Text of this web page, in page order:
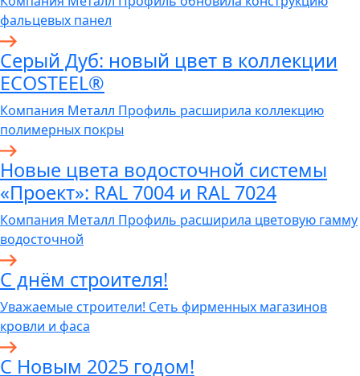
фальцевых панел
Серый Дуб: новый цвет в коллекции
ECOSTEEL®
Компания Металл Профиль расширила коллекцию
полимерных покры
Новые цвета водосточной системы
«Проект»: RAL 7004 и RAL 7024
Компания Металл Профиль расширила цветовую гамму
водосточной
C днём строителя!
Уважаемые строители! Сеть фирменных магазинов
кровли и фаса
С Новым 2025 годом!